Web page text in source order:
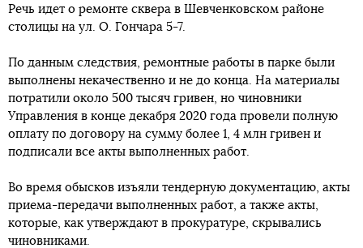
Речь идет о ремонте сквера в Шевченковском районе
столицы на ул. О. Гончара 5-7.
По данным следствия, ремонтные работы в парке были
выполнены некачественно и не до конца. На материалы
потратили около 500 тысяч гривен, но чиновники
Управления в конце декабря 2020 года провели полную
оплату по договору на сумму более 1, 4 млн гривен и
подписали все акты выполненных работ.
Во время обысков изъяли тендерную документацию, акты
приема-передачи выполненных работ, а также акты,
которые, как утверждают в прокуратуре, скрывались
чиновниками.